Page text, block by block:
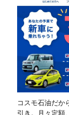
コスモ石油だか
引き。月々定額